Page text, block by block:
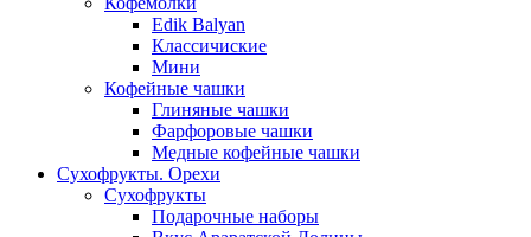
Edik Balyan
Классичиские
Мини
Кофейные чашки
Глиняные чашки
Фарфоровые чашки
Медные кофейные чашки
Сухофрукты. Орехи
Сухофрукты
Подарочные наборы